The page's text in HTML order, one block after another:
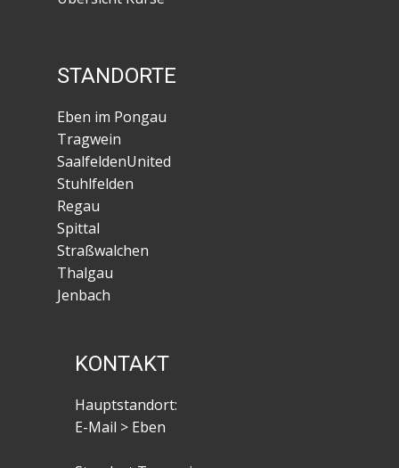
STANDORTE
Eben im Pongau
Tragwein
SaalfeldenUnited
Stuhlfelden
Regau
Spittal
Straßwalchen
Thalgau
Jenbach
KONTAKT
Hauptstandort:
E-Mail > Eben